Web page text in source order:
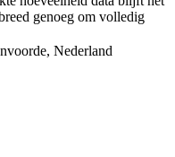
genoeg om volledig
Nederland